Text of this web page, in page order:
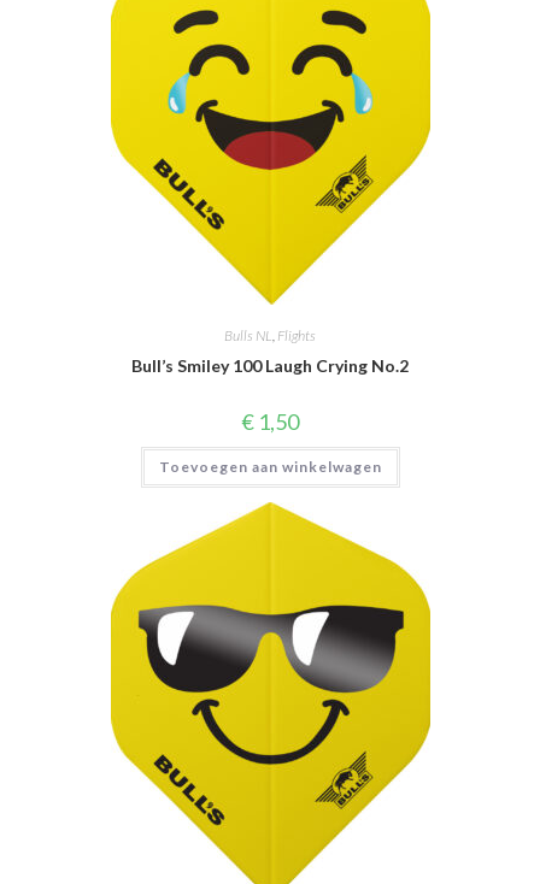
Bulls NL Flights
Bull’s Smiley 100 Laugh Crying No.2
€ 1,50
Toevoegen aan winkelwagen